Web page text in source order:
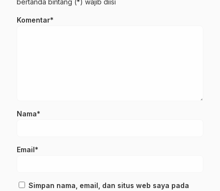
Komentar*
Nama*
Email*
Simpan nama, email, dan situs web saya pada